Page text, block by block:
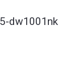
dw1001nk